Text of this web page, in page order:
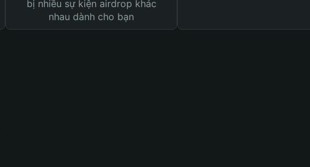
bị nhiều sự kiện airdrop khác
nhau dành cho bạn